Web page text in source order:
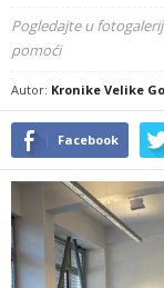
Pogledajte u
pomoći
Autor: Kronike Velike
Facebook